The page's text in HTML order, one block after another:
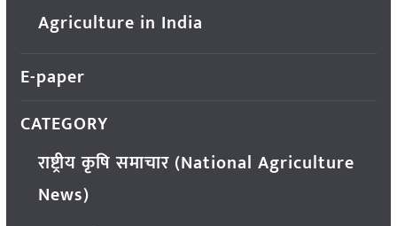
Agriculture in India
E-paper
CATEGORY
राष्ट्रीय कृषि समाचार (National Agriculture
News)